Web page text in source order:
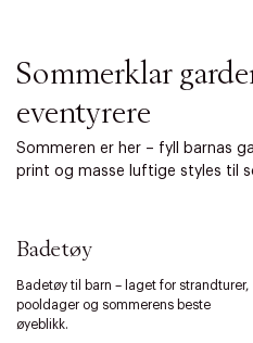
Sommerklar
eventyrere
Sommeren er her – fyll barnas
print og masse luftige styles til
Badetøy
Badetøy til barn – laget for strandturer,
pooldager og sommerens beste
øyeblikk.